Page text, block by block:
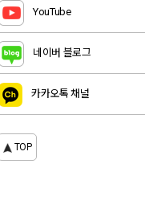
YouTube
네이버 블로그
카카오톡 채널
TOP